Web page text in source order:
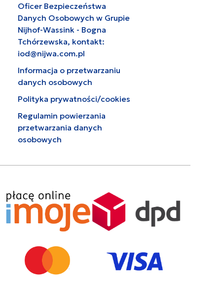
Oficer Bezpieczeństwa
Danych Osobowych w Grupie
Nijhof-Wassink - Bogna
Tchórzewska, kontakt:
iod@nijwa.com.pl
Informacja o przetwarzaniu
danych osobowych
Polityka prywatności/cookies
Regulamin powierzania
przetwarzania danych
osobowych